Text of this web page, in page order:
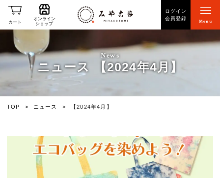
カート
オンライン
ショップ
ログイン
会員登録
Menu
News
ニュース 【2024年4月】
TOP ニュース 【2024年4月】